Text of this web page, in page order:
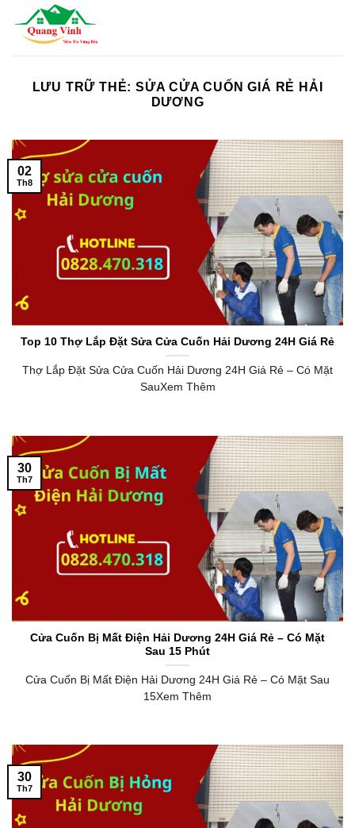
qua
LƯU TRỮ THẺ: SỬA CỬA CUỐN GIÁ RẺ HẢI
DƯƠNG
Top 10 Thợ Lắp Đặt Sửa Cửa Cuốn Hải Dương 24H Giá Rẻ
Thợ Lắp Đặt Sửa Cửa Cuốn Hải Dương 24H Giá Rẻ – Có Mặt
SauXem Thêm
02
Th8
Cửa Cuốn Bị Mất Điện Hải Dương 24H Giá Rẻ – Có Mặt
Sau 15 Phút
Cửa Cuốn Bị Mất Điện Hải Dương 24H Giá Rẻ – Có Mặt Sau
15Xem Thêm
30
Th7
30
Th7